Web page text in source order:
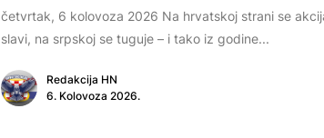
četvrtak, 6 kolovoza 2026 Na hrvatskoj strani se
slavi, na srpskoj se tuguje – i tako iz godine...
Redakcija HN
6. Kolovoza 2026.